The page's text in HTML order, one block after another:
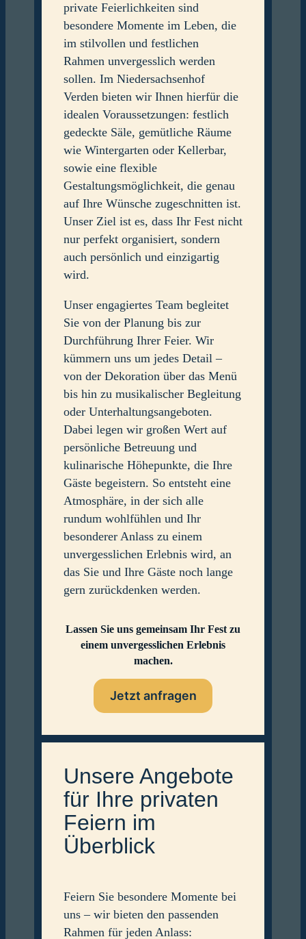
private Feierlichkeiten sind
besondere Momente im Leben, die
im stilvollen und festlichen
Rahmen unvergesslich werden
sollen. Im Niedersachsenhof
Verden bieten wir Ihnen hierfür die
idealen Voraussetzungen: festlich
gedeckte Säle, gemütliche Räume
wie Wintergarten oder Kellerbar,
sowie eine flexible
Gestaltungsmöglichkeit, die genau
auf Ihre Wünsche zugeschnitten ist.
Unser Ziel ist es, dass Ihr Fest nicht
nur perfekt organisiert, sondern
auch persönlich und einzigartig
wird.
Unser engagiertes Team begleitet
Sie von der Planung bis zur
Durchführung Ihrer Feier. Wir
kümmern uns um jedes Detail –
von der Dekoration über das Menü
bis hin zu musikalischer Begleitung
oder Unterhaltungsangeboten.
Dabei legen wir großen Wert auf
persönliche Betreuung und
kulinarische Höhepunkte, die Ihre
Gäste begeistern. So entsteht eine
Atmosphäre, in der sich alle
rundum wohlfühlen und Ihr
besonderer Anlass zu einem
unvergesslichen Erlebnis wird, an
das Sie und Ihre Gäste noch lange
gern zurückdenken werden.
Lassen Sie uns gemeinsam Ihr Fest zu
einem unvergesslichen Erlebnis
machen.
Jetzt anfragen
Unsere Angebote
für Ihre privaten
Feiern im
Überblick
Feiern Sie besondere Momente bei
uns – wir bieten den passenden
Rahmen für jeden Anlass: